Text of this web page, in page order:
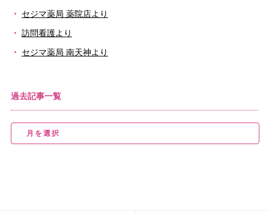
セジマ薬局 薬院店より
訪問看護より
セジマ薬局 南天神より
過去記事一覧